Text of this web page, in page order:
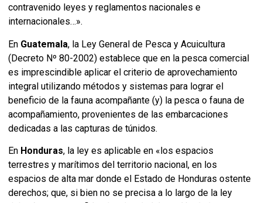
contravenido leyes y reglamentos nacionales e
internacionales…».
En Guatemala, la Ley General de Pesca y Acuicultura
(Decreto Nº 80-2002) establece que en la pesca comercial
es imprescindible aplicar el criterio de aprovechamiento
integral utilizando métodos y sistemas para lograr el
beneficio de la fauna acompañante (y) la pesca o fauna de
acompañamiento, provenientes de las embarcaciones
dedicadas a las capturas de túnidos.
En Honduras, la ley es aplicable en «los espacios
terrestres y marítimos del territorio nacional, en los
espacios de alta mar donde el Estado de Honduras ostente
derechos; que, si bien no se precisa a lo largo de la ley